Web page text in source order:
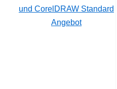
und CorelDRAW Standard
Angebot